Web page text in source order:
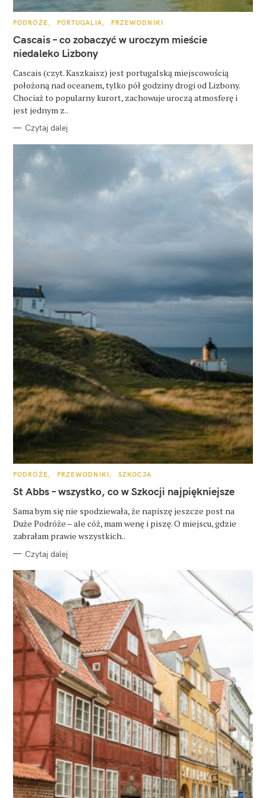
K
T
E
G
O
I
PODRÓŻE PORTUGALIA PRZEWODNIKI
Cascais – co zobaczyć w uroczym mieście
niedaleko Lizbony
Cascais (czyt. Kaszkaisz) jest portugalską miejscowością
położoną nad oceanem, tylko pół godziny drogi od Lizbony.
Chociaż to popularny kurort, zachowuje uroczą atmosferę i
jest jednym z..
Czytaj dalej
K
T
E
O
R
I
PODRÓŻE PRZEWODNIKI SZKOCJA
St Abbs – wszystko, co w Szkocji najpiękniejsze
Sama bym się nie spodziewała, że napiszę jeszcze post na
Duże Podróże – ale cóż, mam wenę i piszę. O miejscu, gdzie
zabrałam prawie wszystkich..
Czytaj dalej
k
a
j
: